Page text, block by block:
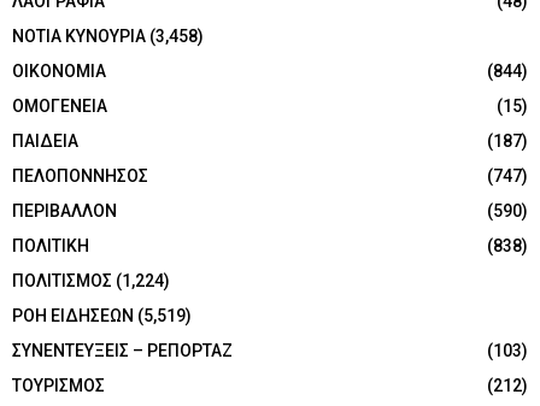
ΝΟΤΙΑ ΚΥΝΟΥΡΙΑ (3,458)
ΟΙΚΟΝΟΜΙΑ
(844)
ΟΜΟΓΕΝΕΙΑ
(15)
ΠΑΙΔΕΙΑ
(187)
ΠΕΛΟΠΟΝΝΗΣΟΣ
(747)
ΠΕΡΙΒΑΛΛΟΝ
(590)
ΠΟΛΙΤΙΚΗ
(838)
ΠΟΛΙΤΙΣΜΟΣ (1,224)
ΡΟΗ ΕΙΔΗΣΕΩΝ (5,519)
ΣΥΝΕΝΤΕΥΞΕΙΣ – ΡΕΠΟΡΤΑΖ
(103)
ΤΟΥΡΙΣΜΟΣ
(212)